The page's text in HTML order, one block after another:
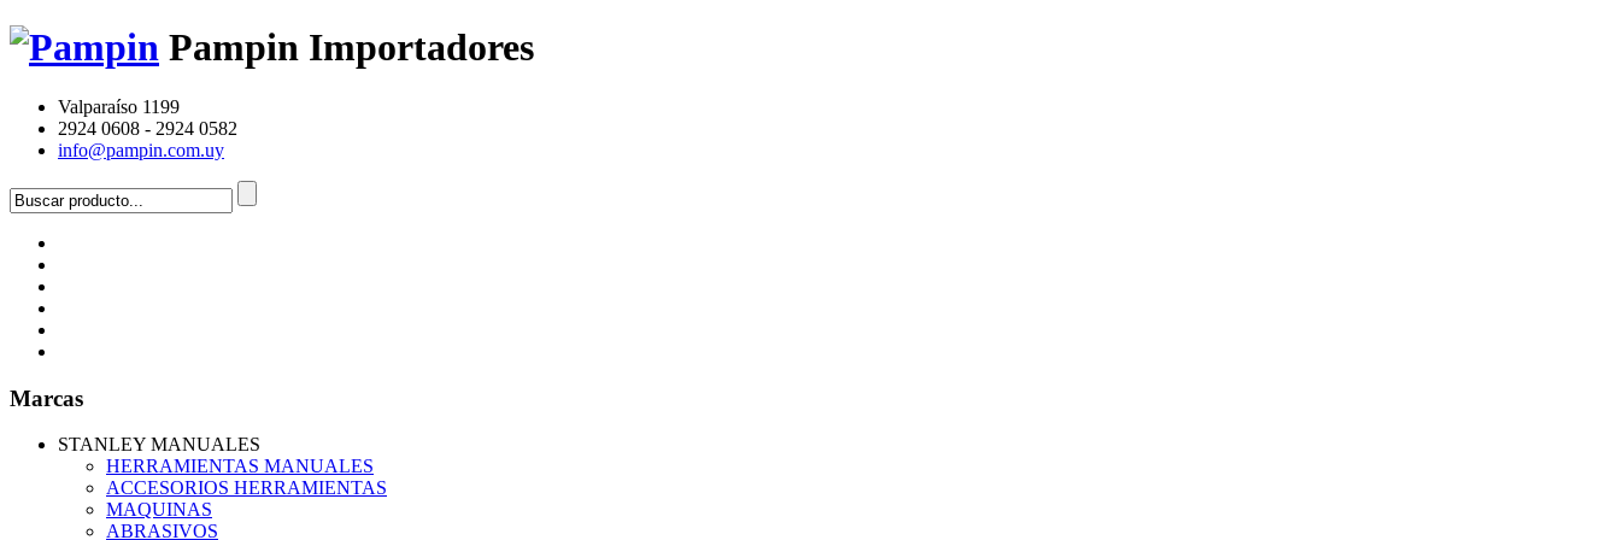
Pampin Importadores
Valparaíso 1199
2924 0608 - 2924 0582
info@pampin.com.uy
Marcas
STANLEY MANUALES
HERRAMIENTAS MANUALES
ACCESORIOS HERRAMIENTAS
MAQUINAS
ABRASIVOS